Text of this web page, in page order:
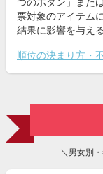
票対象のアイテム
結果に影響を与え
順位の決まり方・
＼男女別